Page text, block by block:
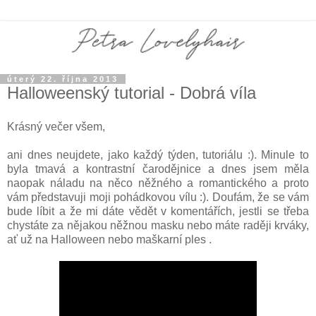
úterý 22. října 2013
Halloweenský tutorial - Dobrá víla
Krásný večer všem,
ani dnes neujdete, jako každý týden, tutoriálu :). Minule to
byla tmavá a kontrastní čarodějnice a dnes jsem měla
naopak náladu na něco něžného a romantického a proto
vám představuji moji pohádkovou vílu :). Doufám, že se vám
bude líbit a že mi dáte vědět v komentářích, jestli se třeba
chystáte za nějakou něžnou masku nebo máte raději krváky,
ať už na Halloween nebo maškarní ples .